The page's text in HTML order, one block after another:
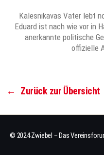
Kalesnikavas Vater lebt
Eduard ist nach wie vor in
anerkannte politische
offizielle
← Zurück zur Übersicht
© 2024 Zwiebel – Das